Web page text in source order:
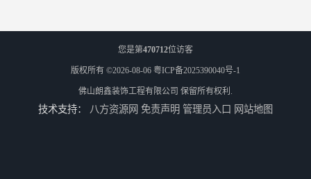
您是第470712位访客
版权所有 ©2026-08-06 粤ICP备2025390040号-1
佛山朗鑫装饰工程有限公司 保留所有权利.
技术支持： 八方资源网 免责声明 管理员入口 网站地图